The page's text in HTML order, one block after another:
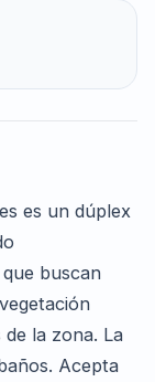
es un dúplex
buscan
la zona. La
Acepta